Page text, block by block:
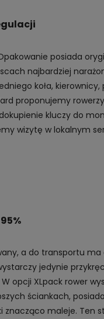
posiada
najbardziej
koła, kierownicy,
proponujemy
kluczy do
wizytę w lokalnym
a do transportu
jedynie
opcji XLpack rower
ściankach,
znacząco maleje. Ten